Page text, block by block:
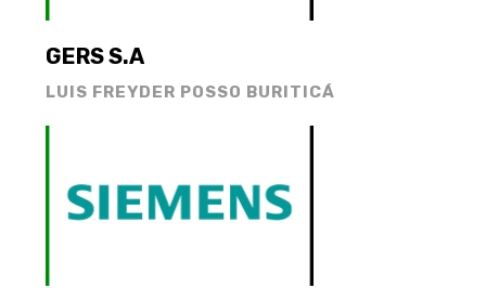
GERS S.A
LUIS FREYDER POSSO BURITICÁ